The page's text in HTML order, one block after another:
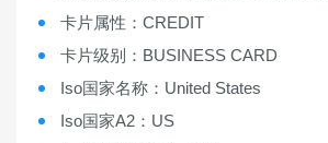
卡片属性：CREDIT
卡片级别：BUSINESS CARD
Iso国家名称：United States
Iso国家A2：US